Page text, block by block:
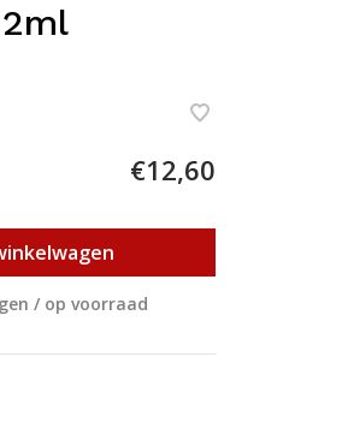
€12,60
/ op voorraad